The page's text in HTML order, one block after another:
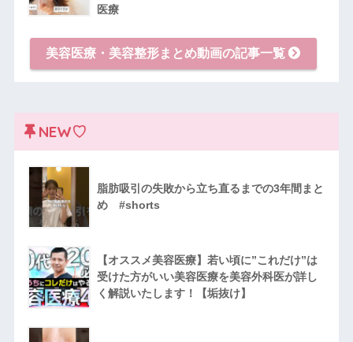
医療
美容医療・美容整形まとめ動画の記事一覧
NEW♡
脂肪吸引の失敗から立ち直るまでの3年間まと
め #shorts
【オススメ美容医療】若い頃に”これだけ”は
受けた方がいい美容医療を美容外科医が詳し
く解説いたします！【垢抜け】